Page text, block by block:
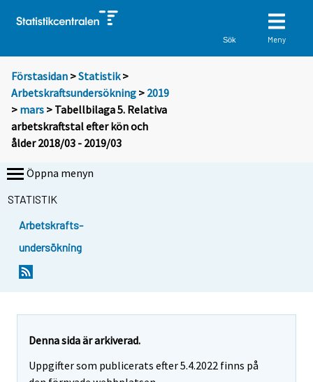
Sök Meny
Förstasidan >Statistik >
Arbetskraftsundersökning > 2019
> mars > Tabellbilaga 5. Relativa
arbetskraftstal efter kön och
ålder 2018/03 - 2019/03
Öppna menyn
STATISTIK
Arbetskrafts-
undersökning
Denna sida är arkiverad.
Uppgifter som publicerats efter 5.4.2022 finns på